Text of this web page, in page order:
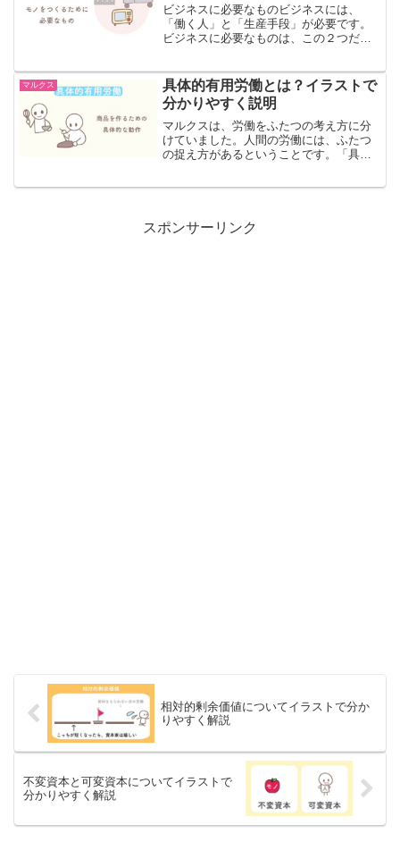
ビジネスに必要なものビジネスには、
「働く人」と「生産手段」が必要です。
ビジネスに必要なものは、この２つだけ
えば、「原料」や「工場・機械」、「ト
ラック」などです。「生産手...
マルクス
具体的有用労働とは？イラストで
分かりやすく説明
マルクスは、労働をふたつの考え方に分
けていました。人間の労働には、ふたつ
の捉え方があるということです。「具体
スポンサーリンク
相対的剰余価値についてイラストで分か
りやすく解説
不変資本と可変資本についてイラストで
分かりやすく解説